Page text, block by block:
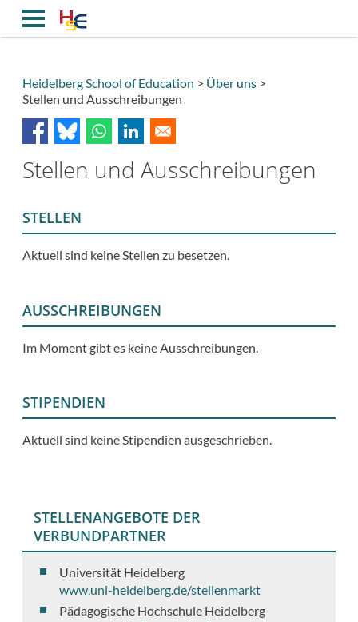
Inhalt
Breadcrumb
Heidelberg School of Education
Über uns
Stellen und Ausschreibungen
Stellen und Ausschreibungen
STELLEN
Aktuell sind keine Stellen zu besetzen.
AUSSCHREIBUNGEN
Im Moment gibt es keine Ausschreibungen.
STIPENDIEN
Aktuell sind keine Stipendien ausgeschrieben.
STELLENANGEBOTE DER
VERBUNDPARTNER
Universität Heidelberg
www.uni-heidelberg.de/stellenmarkt
Pädagogische Hochschule Heidelberg